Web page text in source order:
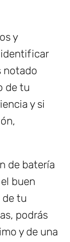
y
notado
de tu
y si
de batería
buen
tu
podrás
y de una